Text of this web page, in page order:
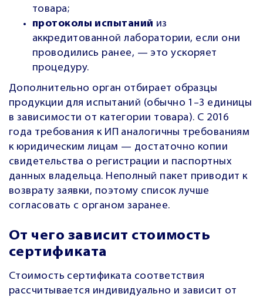
товара;
протоколы испытаний из
аккредитованной лаборатории, если они
проводились ранее, — это ускоряет
процедуру.
Дополнительно орган отбирает образцы
продукции для испытаний (обычно 1–3 единицы
в зависимости от категории товара). С 2016
года требования к ИП аналогичны требованиям
к юридическим лицам — достаточно копии
свидетельства о регистрации и паспортных
данных владельца. Неполный пакет приводит к
возврату заявки, поэтому список лучше
согласовать с органом заранее.
От чего зависит стоимость
сертификата
Стоимость сертификата соответствия
рассчитывается индивидуально и зависит от